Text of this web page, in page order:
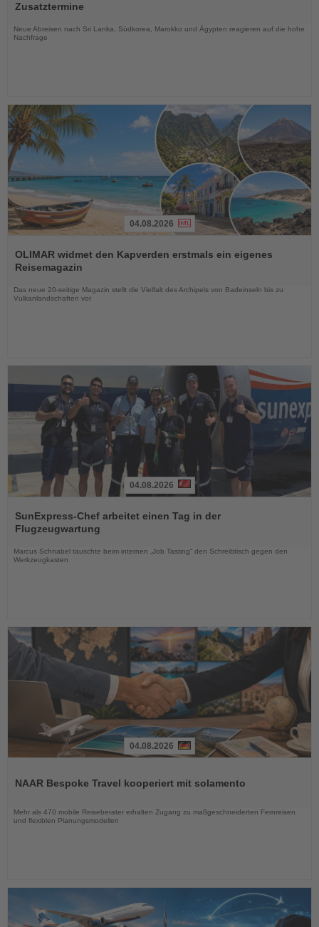
die
Zusatztermine
Neue Abreisen nach Sri Lanka, Südkorea, Marokko und Ägypten reagieren auf die hohe
Nachfrage
Sie
die
Nachrichten
04.08.2026
OLIMAR widmet den Kapverden erstmals ein eigenes
Reisemagazin
Das neue 20-seitige Magazin stellt die Vielfalt des Archipels von Badeinseln bis zu
Vulkanlandschaften vor
Sie
die
Nachrichten
04.08.2026
SunExpress-Chef arbeitet einen Tag in der
Flugzeugwartung
Marcus Schnabel tauschte beim internen „Job Tasting“ den Schreibtisch gegen den
Werkzeugkasten
die
04.08.2026
NAAR Bespoke Travel kooperiert mit solamento
Mehr als 470 mobile Reiseberater erhalten Zugang zu maßgeschneiderten Fernreisen
und flexiblen Planungsmodellen